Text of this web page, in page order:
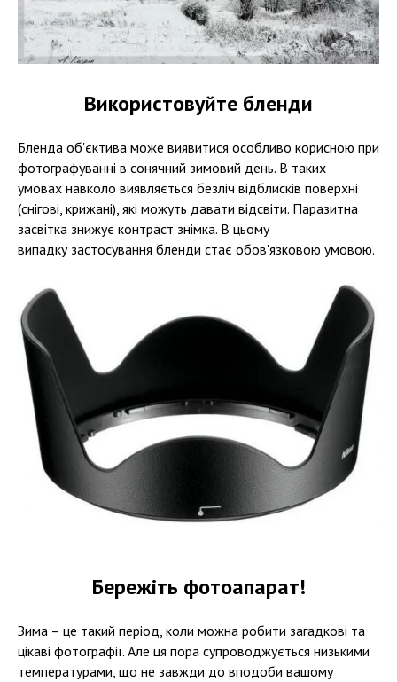
Використовуйте бленди
Бленда об'єктива може виявитися особливо корисною при
фотографуванні в сонячний зимовий день. В таких
умовах навколо виявляється безліч відблисків поверхні
(снігові, крижані), які можуть давати відсвіти. Паразитна
засвітка знижує контраст знімка. В цьому
випадку застосування бленди стає обов'язковою умовою.
Бережіть фотоапарат!
Зима – це такий період, коли можна робити загадкові та
цікаві фотографії. Але ця пора супроводжується низькими
температурами, що не завжди до вподоби вашому